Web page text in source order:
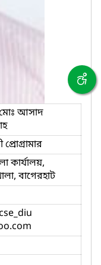
আসাদ
কার্যালয়,
বাগেরহাট